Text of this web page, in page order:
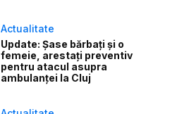
Actualitate
Update: Șase bărbați și o
femeie, arestați preventiv
pentru atacul asupra
ambulanței la Cluj